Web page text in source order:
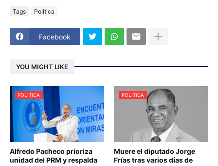
Tags Politica
Facebook
YOU MIGHT LIKE
POLITICA
Alfredo Pacheco prioriza
unidad del PRM y respalda
POLITICA
Muere el diputado Jorge
Frías tras varios días de